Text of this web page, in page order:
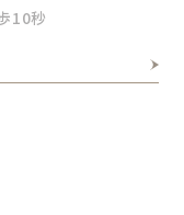
10秒